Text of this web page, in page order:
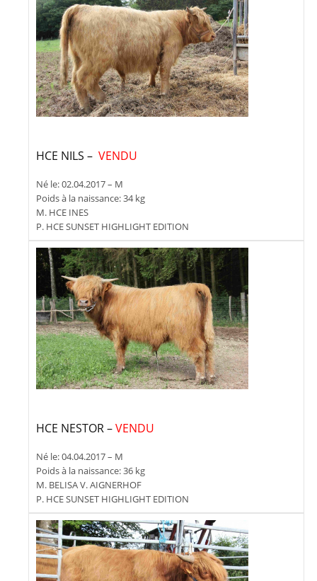
HCE NILS – VENDU
Né le: 02.04.2017 – M
Poids à la naissance: 34 kg
M. HCE INES
P. HCE SUNSET HIGHLIGHT EDITION
HCE NESTOR –VENDU
Né le: 04.04.2017 – M
Poids à la naissance: 36 kg
M. BELISA V. AIGNERHOF
P. HCE SUNSET HIGHLIGHT EDITION